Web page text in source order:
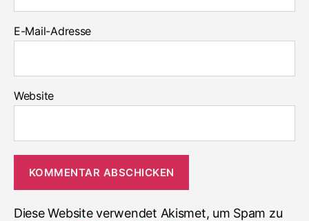
E-Mail-Adresse
Website
Diese Website verwendet Akismet, um Spam zu